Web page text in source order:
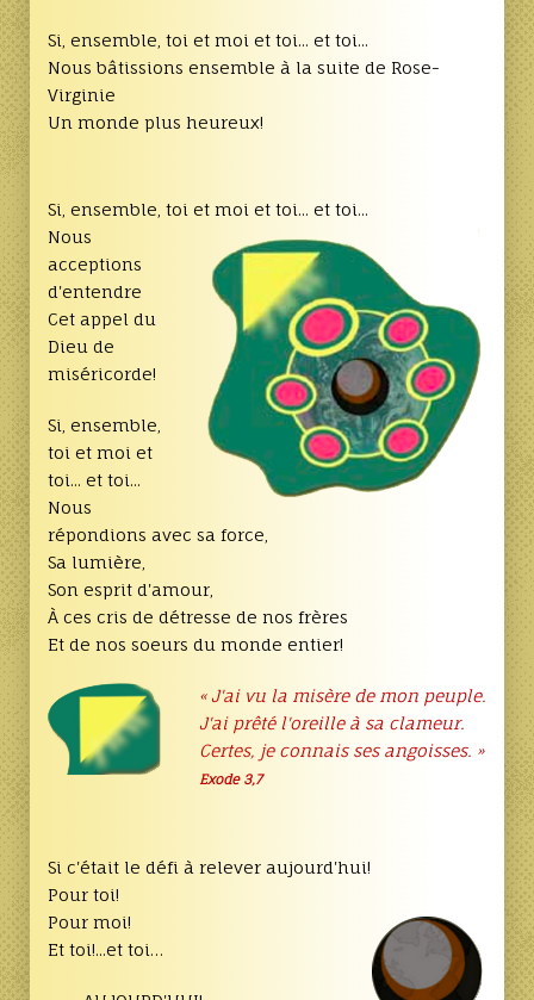
Si, ensemble, toi et moi et toi... et toi...
Nous bâtissions ensemble à la suite de Rose-
Virginie
Un monde plus heureux!
Si, ensemble, toi et moi et toi... et toi...
Nous
acceptions
d'entendre
Cet appel du
Dieu de
miséricorde!
Si, ensemble,
toi et moi et
toi... et toi...
Nous
répondions avec sa force,
Sa lumière,
Son esprit d'amour,
À ces cris de détresse de nos frères
Et de nos soeurs du monde entier!
« J'ai vu la misère de mon peuple.
J'ai prêté l'oreille à sa clameur.
Certes, je connais ses angoisses. »
Exode 3,7
Si c'était le défi à relever aujourd'hui!
Pour toi!
Pour moi!
Et toi!...et toi…